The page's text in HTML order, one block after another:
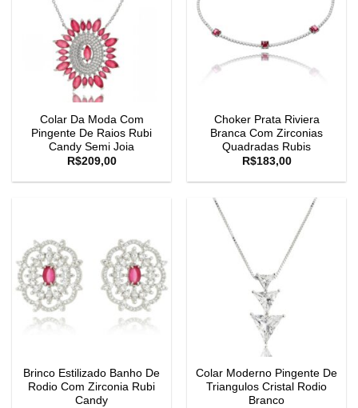
Colar Da Moda Com
Pingente De Raios Rubi
Candy Semi Joia
R$209,00
Choker Prata Riviera
Branca Com Zirconias
Quadradas Rubis
R$183,00
Brinco Estilizado Banho De
Rodio Com Zirconia Rubi
Candy
Colar Moderno Pingente De
Triangulos Cristal Rodio
Branco